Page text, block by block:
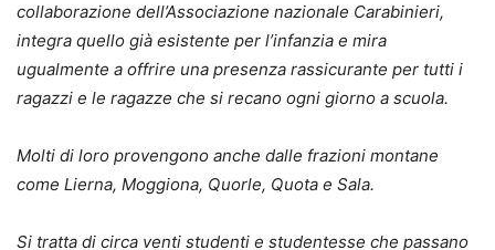
collaborazione dell’Associazione nazionale Carabinieri,
integra quello già esistente per l’infanzia e mira
ugualmente a offrire una presenza rassicurante per tutti i
ragazzi e le ragazze che si recano ogni giorno a scuola.
Molti di loro provengono anche dalle frazioni montane
come Lierna, Moggiona, Quorle, Quota e Sala.
Si tratta di circa venti studenti e studentesse che passano